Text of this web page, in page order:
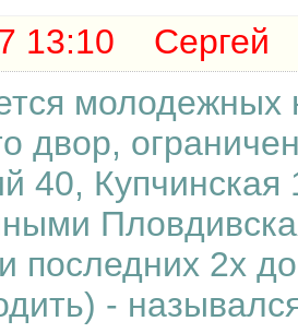
13:10 Сергей
молодежных
двор,
40, Купчинская
последних 2х
-